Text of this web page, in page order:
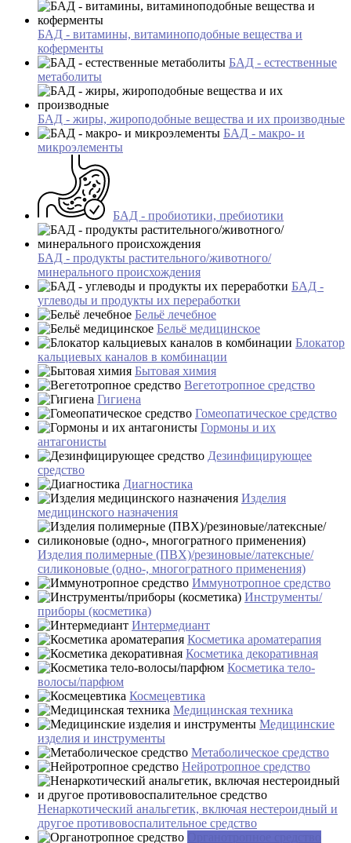
БАД - витамины, витаминоподобные вещества и
коферменты
БАД - естественные
метаболиты
БАД - жиры, жироподобные вещества и их производные
БАД - макро- и
микроэлементы
БАД - пробиотики, пребиотики
БАД - продукты растительного/животного/
минерального происхождения
БАД -
углеводы и продукты их переработки
Бельё лечебное
Бельё медицинское
Блокатор
кальциевых каналов в комбинации
Бытовая химия
Вегетотропное средство
Гигиена
Гомеопатическое средство
Гормоны и их
антагонисты
Дезинфицирующее
средство
Диагностика
Изделия
медицинского назначения
Изделия полимерные (ПВХ)/резиновые/латексные/
силиконовые (одно-, многогратного применения)
Иммунотропное средство
Инструменты/
приборы (косметика)
Интермедиант
Косметика ароматерапия
Косметика декоративная
Косметика тело-
волосы/парфюм
Космецевтика
Медицинская техника
Медицинские
изделия и инструменты
Метаболическое средство
Нейротропное средство
Ненаркотический анальгетик, включая нестероидный и
другое противовоспалительное средство